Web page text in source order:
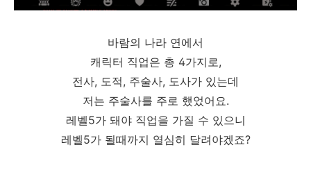
바람의 나라 연에서
캐릭터 직업은 총 4가지로,
전사, 도적, 주술사, 도사가 있는데
저는 주술사를 주로 했었어요.
레벨5가 돼야 직업을 가질 수 있으니
레벨5가 될때까지 열심히 달려야겠죠?